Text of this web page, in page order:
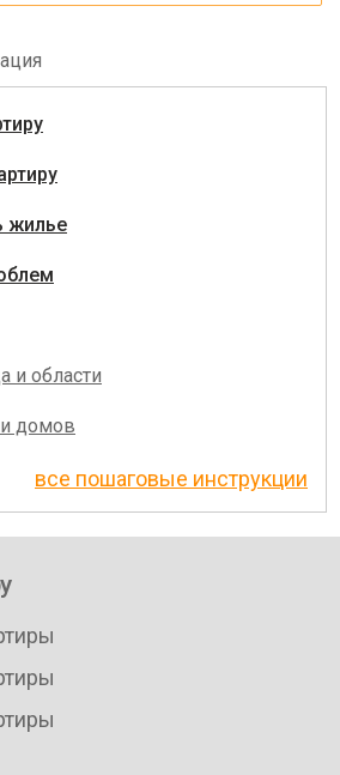
жилье
и области
домов
все пошаговые инструкции